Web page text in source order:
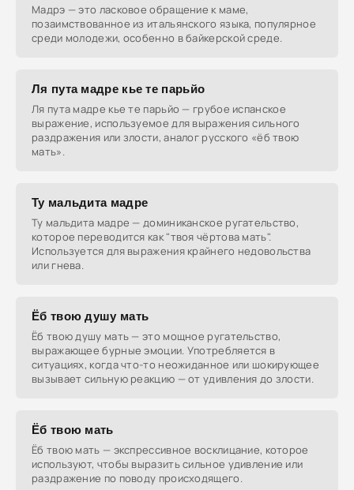
Мадрэ — это ласковое обращение к маме,
позаимствованное из итальянского языка, популярное
среди молодежи, особенно в байкерской среде.
Ля пута мадре кье те парьйо
Ля пута мадре кье те парьйо — грубое испанское
выражение, используемое для выражения сильного
раздражения или злости, аналог русского «ёб твою
мать».
Ту мальдита мадре
Ту мальдита мадре — доминиканское ругательство,
которое переводится как "твоя чёртова мать".
Используется для выражения крайнего недовольства
или гнева.
Ёб твою душу мать
Ёб твою душу мать — это мощное ругательство,
выражающее бурные эмоции. Употребляется в
ситуациях, когда что-то неожиданное или шокирующее
вызывает сильную реакцию — от удивления до злости.
Ёб твою мать
Ёб твою мать — экспрессивное восклицание, которое
используют, чтобы выразить сильное удивление или
раздражение по поводу происходящего.